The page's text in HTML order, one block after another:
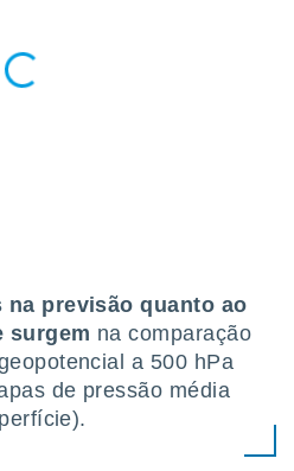
na previsão quanto ao
surgem na comparação
a 500 hPa
de pressão média